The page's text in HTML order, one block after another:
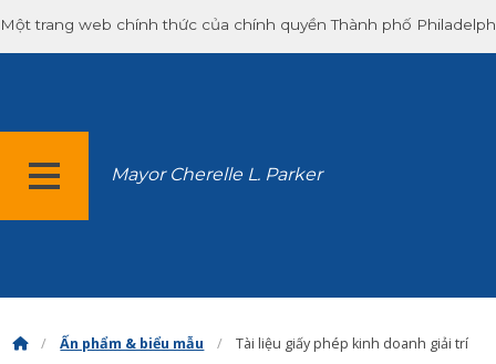
Một trang web chính thức của chính quyền Thành phố
THỰC ĐƠN
Mayor Cherelle L. Parker
Ấn phẩm & biểu mẫu Tài liệu giấy phép kinh doanh giải trí